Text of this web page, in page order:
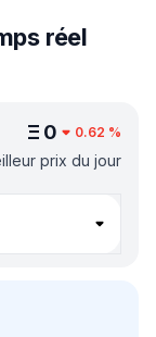
réel
Ξ 0 0.62 %
prix du jour